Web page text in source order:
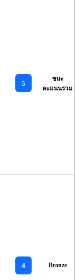
5
ชนะ
คะแนนรวม
4 Bronze